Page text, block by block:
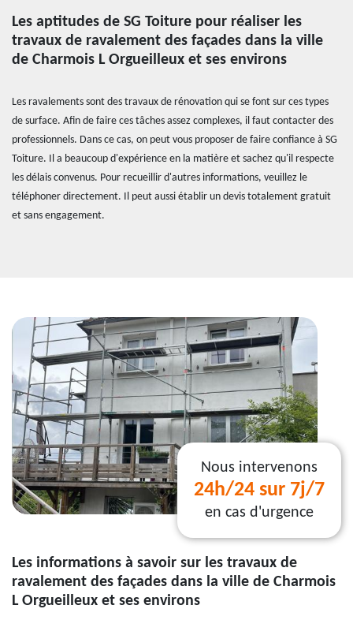
Les aptitudes de SG Toiture pour réaliser les
travaux de ravalement des façades dans la ville
de Charmois L Orgueilleux et ses environs
Les ravalements sont des travaux de rénovation qui se font sur ces types
de surface. Afin de faire ces tâches assez complexes, il faut contacter des
professionnels. Dans ce cas, on peut vous proposer de faire confiance à SG
Toiture. Il a beaucoup d'expérience en la matière et sachez qu'il respecte
les délais convenus. Pour recueillir d'autres informations, veuillez le
téléphoner directement. Il peut aussi établir un devis totalement gratuit
et sans engagement.
Nous intervenons
24h/24 sur 7j/7
en cas d'urgence
Les informations à savoir sur les travaux de
ravalement des façades dans la ville de Charmois
L Orgueilleux et ses environs